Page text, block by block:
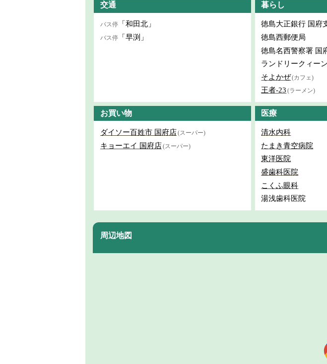
交通
バス停 「和田北」
バス停 「早渕」
暮らし
徳島大正銀行 国府
徳島西郵便局
徳島名西警察署 国
ランドリークィー
そよかぜ(カフェ)
王者-23 (ラーメン)
お買い物
ダイソー百姓市 国府店(スーパー)
キョーエイ 国府店(スーパー)
医療
清水内科
たまき青空病院
東洋医院
盛歯科医院
こくふ眼科
湯浅歯科医院
周辺地図